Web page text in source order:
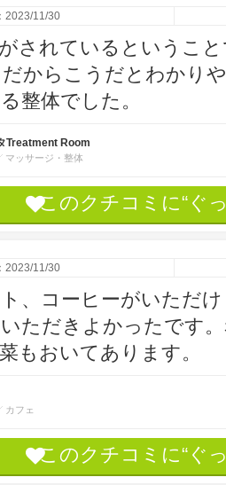
2023/11/30
されているというこ
からこうだとわかり
整体でした。
Treatment Room
マッサージ・整体
このクチコミに“ぐ
2023/11/30
、コーヒーがいただ
ただきよかったです
もおいてあります。
カフェ
このクチコミに“ぐ